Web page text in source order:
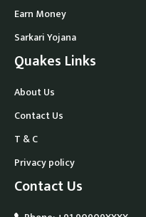
Earn Money
Sarkari Yojana
Quakes Links
About Us
Contact Us
T & C
Privacy policy
Contact Us